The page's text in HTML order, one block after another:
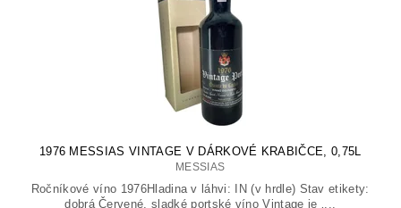
1976 MESSIAS VINTAGE V DÁRKOVÉ KRABIČCE, 0,75L
MESSIAS
Ročníkové víno 1976Hladina v láhvi: IN (v hrdle) Stav etikety:
dobrá Červené, sladké portské víno Vintage je ‚...